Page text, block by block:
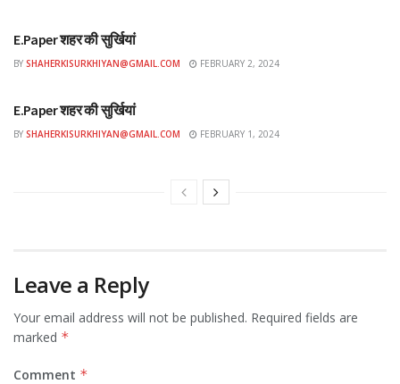
E.Paper शहर की सुर्खियां
BY SHAHERKISURKHIYAN@GMAIL.COM FEBRUARY 2, 2024
E.Paper शहर की सुर्खियां
BY SHAHERKISURKHIYAN@GMAIL.COM FEBRUARY 1, 2024
Leave a Reply
Your email address will not be published. Required fields are
marked *
Comment *